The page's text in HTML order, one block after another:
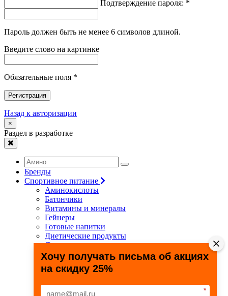
Подтверждение пароля: *
Пароль должен быть не менее 6 символов длиной.
Введите слово на картинке
Обязательные поля *
Регистрация
Назад к авторизации
×
Раздел в разработке
Бренды
Спортивное питание
Аминокислоты
Батончики
Витамины и минералы
Гейнеры
Готовые напитки
Диетические продукты
Для связок и суставов
Жиросжигатели
Здоровье и долголетие
Креатин
Специальные препараты
Хочу получать письма об акциях
на скидку 25%
*